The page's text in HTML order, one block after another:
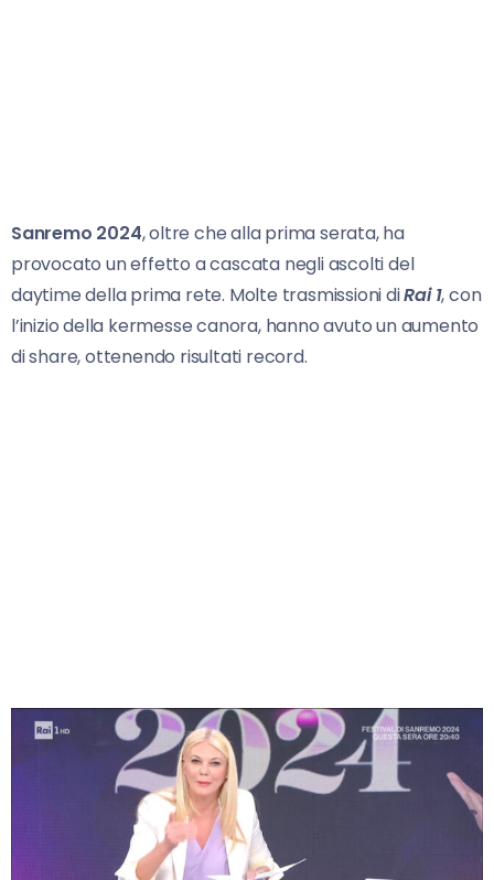
Sanremo 2024, oltre che alla prima serata, ha
provocato un effetto a cascata negli ascolti del
daytime della prima rete. Molte trasmissioni diRai 1, con
l’inizio della kermesse canora, hanno avuto un aumento
di share, ottenendo risultati record.